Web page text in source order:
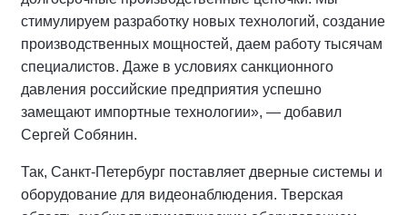
стимулируем разработку новых технологий, создание
производственных мощностей, даем работу тысячам
специалистов. Даже в условиях санкционного
давления российские предприятия успешно
замещают импортные технологии», — добавил
Сергей Собянин.
Так, Санкт-Петербург поставляет дверные системы и
оборудование для видеонаблюдения. Тверская